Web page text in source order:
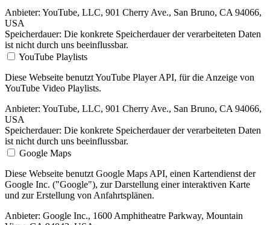
Anbieter: YouTube, LLC, 901 Cherry Ave., San Bruno, CA 94066,
USA
Speicherdauer: Die konkrete Speicherdauer der verarbeiteten Daten
ist nicht durch uns beeinflussbar.
YouTube Playlists
Diese Webseite benutzt YouTube Player API, für die Anzeige von
YouTube Video Playlists.
Anbieter: YouTube, LLC, 901 Cherry Ave., San Bruno, CA 94066,
USA
Speicherdauer: Die konkrete Speicherdauer der verarbeiteten Daten
ist nicht durch uns beeinflussbar.
Google Maps
Diese Webseite benutzt Google Maps API, einen Kartendienst der
Google Inc. ("Google"), zur Darstellung einer interaktiven Karte
und zur Erstellung von Anfahrtsplänen.
Anbieter: Google Inc., 1600 Amphitheatre Parkway, Mountain